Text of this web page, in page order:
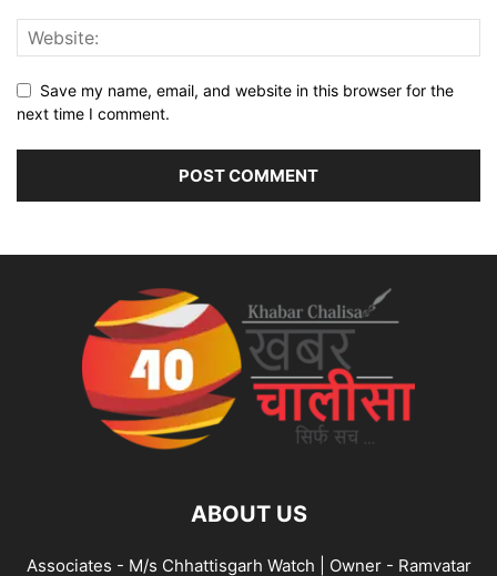
Save my name, email, and website in this browser for the
next time I comment.
ABOUT US
Associates - M/s Chhattisgarh Watch | Owner - Ramvatar